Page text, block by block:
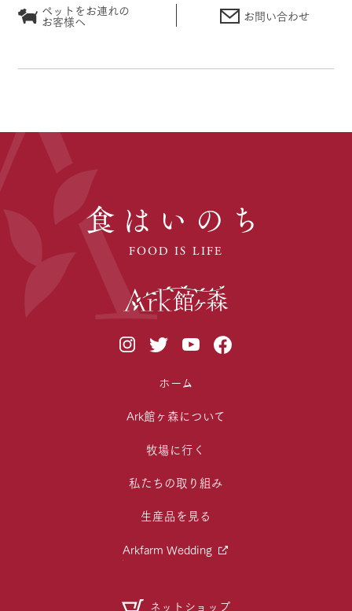
ペットをお連れの
お客様へ お問い合わせ
食はいのち
FOOD IS LIFE
ホーム
Ark館ヶ森について
牧場に行く
私たちの取り組み
生産品を見る
Arkfarm Wedding
ネットショップ